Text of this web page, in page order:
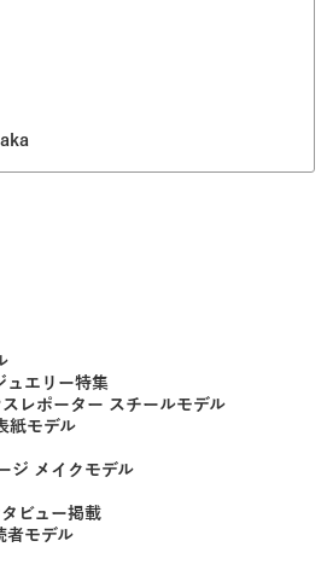
ュエリー特集
レポーター スチールモデル
紙モデル
ジ メイクモデル
ビュー掲載
者モデル